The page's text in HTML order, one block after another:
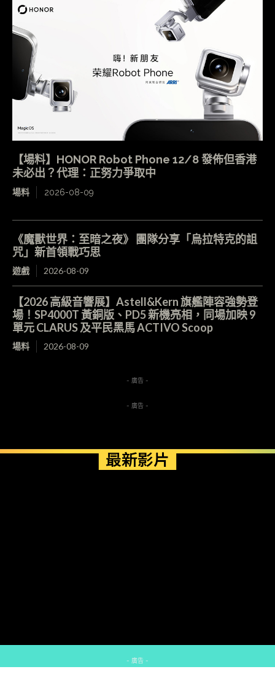
【場料】HONOR Robot Phone 12/8 發佈但香港
未必出？代理：正努力爭取中
場料 2026-08-09
《魔獸世界：至暗之夜》 團隊分享「烏拉特克的詛
咒」新首領戰巧思
遊戲 2026-08-09
【2026 高級音響展】Astell&Kern 旗艦陣容強勢登
場！SP4000T 黃銅版、PD5 新機亮相，同場加映 9
單元 CLARUS 及平民黑馬 ACTIVO Scoop
場料 2026-08-09
- 廣告 -
- 廣告 -
最新影片
- 廣告 -